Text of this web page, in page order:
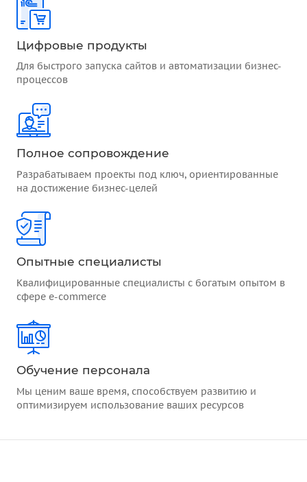
Цифровые продукты
Для быстрого запуска сайтов и автоматизации бизнес-
процессов
Полное сопровождение
Разрабатываем проекты под ключ, ориентированные
на достижение бизнес-целей
Опытные специалисты
Квалифицированные специалисты с богатым опытом в
сфере e-commerce
Обучение персонала
Мы ценим ваше время, способствуем развитию и
оптимизируем использование ваших ресурсов